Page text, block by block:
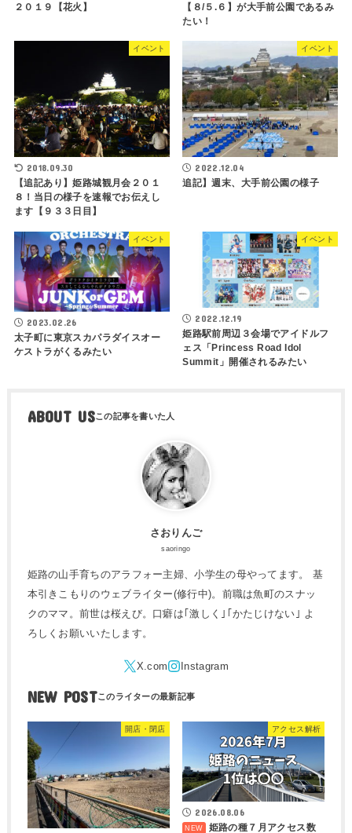
２０１９【花火】
【８/５.６】が大手前公園であるみ
たい！
イベント
2018.09.30
【追記あり】姫路城観月会２０１
８！当日の様子を速報でお伝えし
ます【９３３日目】
イベント
2022.12.04
追記】週末、大手前公園の様子
イベント
2023.02.26
太子町に東京スカパラダイスオー
ケストラがくるみたい
イベント
2022.12.19
姫路駅前周辺３会場でアイドルフ
ェス「Princess Road Idol
Summit」開催されるみたい
ABOUT US
さおりんご
saoringo
姫路の山手育ちのアラフォー主婦、小学生の母やってます。 基
本引きこもりのウェブライター(修行中)。前職は魚町のスナッ
クのママ。前世は桜えび。口癖は｢激しく｣｢かたじけない｣ よ
ろしくお願いいたします。
NEW POST
開店・閉店 アクセス解析
2026.08.06
姫路の種７月アクセス数